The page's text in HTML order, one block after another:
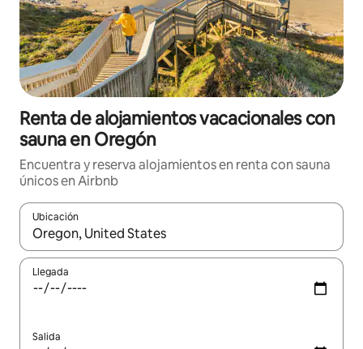
Renta de alojamientos vacacionales con
sauna en Oregón
Encuentra y reserva alojamientos en renta con sauna
únicos en Airbnb
Ubicación
Cuando los resultados estén disponibles, podrás navegar
Llegada
Salida